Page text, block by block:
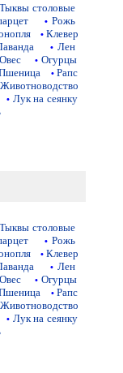
Тыквы столовые
• Рожь
• Клевер
• Лен
Овес • Огурцы
• Рапс
Животноводство
• Лук на сеянку
Тыквы столовые
• Рожь
• Клевер
• Лен
Овес • Огурцы
• Рапс
Животноводство
• Лук на сеянку